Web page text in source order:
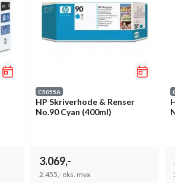
C5055A
HP Skriverhode & Renser
No.90 Cyan (400ml)
3.069,-
2.455,- eks. mva